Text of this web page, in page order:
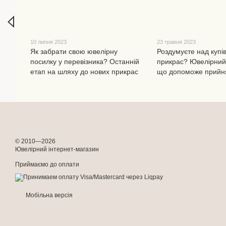
10 липня 2023
Як забрати свою ювелірну
посилку у перевізника? Останній
етап на шляху до нових прикрас
23 травня 2023
Роздумуєте над
прикрас?
що допоможе
© 2010—2026
Ювелірний інтернет-магазин
Приймаємо до оплати
Мобільна версія